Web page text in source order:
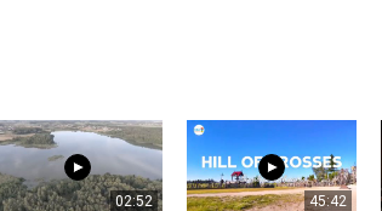
02:52 45:42